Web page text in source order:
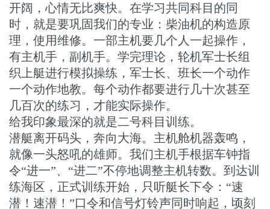
开阔，心情无比爽快。在学习共同科目的同
时，就是要巩固我们的专业：柴油机的构造原
理，使用维修。一部主机要几个人一起操作，
有主机手，副机手。学完理论，轮机军士长组
织上艇进行模拟操练，军士长、班长一个动作
一个动作地教。每个动作都要进行几十次甚至
几百次的练习，才能实际操作。
给我印象最深的就是二号科目训练。
潜艇离开码头，奔向大海。主机舱机器轰鸣，
就像一头怒吼的雄师。我们主机手根据车钟指
令“进一”、“进二”不停地调整主机转数。到达训
练海区，正式训练开始，只听艇长下令：“速
潜！速潜！”口令和信号灯铃声同时响起，顷刻